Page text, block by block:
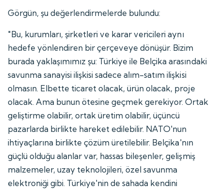
Görgün, şu değerlendirmelerde bulundu:
"Bu, kurumları, şirketleri ve karar vericileri aynı
hedefe yönlendiren bir çerçeveye dönüşür. Bizim
burada yaklaşımımız şu: Türkiye ile Belçika arasındaki
savunma sanayisi ilişkisi sadece alım-satım ilişkisi
olmasın. Elbette ticaret olacak, ürün olacak, proje
olacak. Ama bunun ötesine geçmek gerekiyor. Ortak
geliştirme olabilir, ortak üretim olabilir, üçüncü
pazarlarda birlikte hareket edilebilir. NATO'nun
ihtiyaçlarına birlikte çözüm üretilebilir. Belçika'nın
güçlü olduğu alanlar var, hassas bileşenler, gelişmiş
malzemeler, uzay teknolojileri, özel savunma
elektroniği gibi. Türkiye'nin de sahada kendini